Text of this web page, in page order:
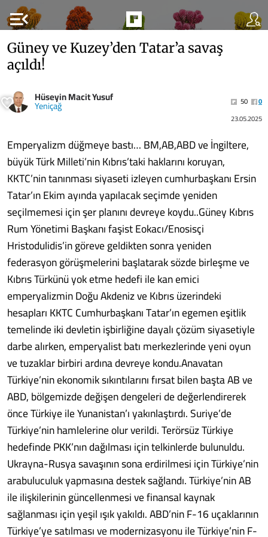
menu_open
Güney ve Kuzey’den Tatar’a savaş
açıldı!
Hüseyin Macit Yusuf
Yeniçağ 50
0
23.05.2025
Emperyalizm düğmeye bastı… BM,AB,ABD ve İngiltere,
büyük Türk Milleti’nin Kıbrıs’taki haklarını koruyan,
KKTC’nin tanınması siyaseti izleyen cumhurbaşkanı Ersin
Tatar’ın Ekim ayında yapılacak seçimde yeniden
seçilmemesi için şer planını devreye koydu..Güney Kıbrıs
Rum Yönetimi Başkanı faşist Eokacı/Enosisçi
Hristodulidis’in göreve geldikten sonra yeniden
federasyon görüşmelerini başlatarak sözde birleşme ve
Kıbrıs Türkünü yok etme hedefi ile kan emici
emperyalizmin Doğu Akdeniz ve Kıbrıs üzerindeki
hesapları KKTC Cumhurbaşkanı Tatar’ın egemen eşitlik
temelinde iki devletin işbirliğine dayalı çözüm siyasetiyle
darbe alırken, emperyalist batı merkezlerinde yeni oyun
ve tuzaklar birbiri ardına devreye kondu.Anavatan
Türkiye’nin ekonomik sıkıntılarını fırsat bilen başta AB ve
ABD, bölgemizde değişen dengeleri de değerlendirerek
önce Türkiye ile Yunanistan’ı yakınlaştırdı. Suriye’de
Türkiye’nin hamlelerine olur verildi. Terörsüz Türkiye
hedefinde PKK’nın dağılması için telkinlerde bulunuldu.
Ukrayna-Rusya savaşının sona erdirilmesi için Türkiye’nin
arabuluculuk yapmasına destek sağlandı. Türkiye’nin AB
ile ilişkilerinin güncellenmesi ve finansal kaynak
sağlanması için yeşil ışık yakıldı. ABD’nin F-16 uçaklarının
Türkiye’ye satılması ve modernizasyonu ile Türkiye’nin F-